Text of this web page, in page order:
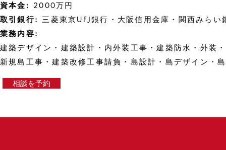
資本金 : 2000万円
取引銀行:三菱東京UFJ銀行・大阪信用金庫・関西みらい
業務内容:
建築デザイン・建築設計・内外装工事・建築防水・外装
新規島工事・建築改修工事請負・島設計・島デザイン・
相談を予約